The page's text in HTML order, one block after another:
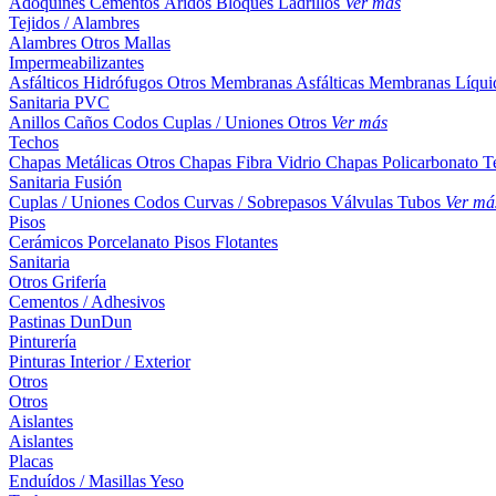
Tejidos / Alambres
Alambres Otros Mallas
Impermeabilizantes
Asfálticos Hidrófugos Otros Membranas Asfálticas Membranas
Sanitaria PVC
Anillos Caños Codos Cuplas / Uniones Otros Ver más
Techos
Chapas Metálicas Otros Chapas Fibra Vidrio Chapas Policarbonato
Sanitaria Fusión
Cuplas / Uniones Codos Curvas / Sobrepasos Válvulas Tubos Ver
Pisos
Cerámicos Porcelanato Pisos Flotantes
Sanitaria
Otros Grifería
Cementos / Adhesivos
Pastinas DunDun
Pinturería
Pinturas Interior / Exterior
Otros
Otros
Aislantes
Aislantes
Placas
Enduídos / MasillasYeso